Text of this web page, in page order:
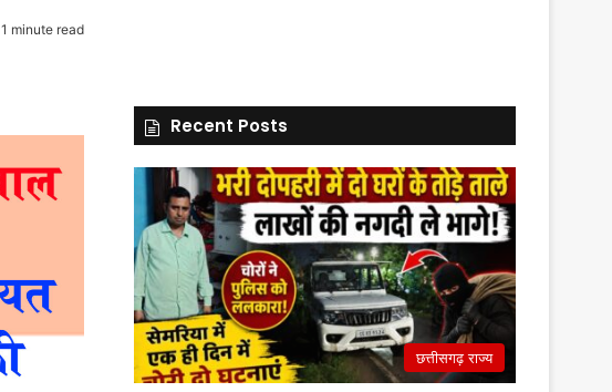
1 minute read
Recent Posts
छत्तीसगढ़ राज्य